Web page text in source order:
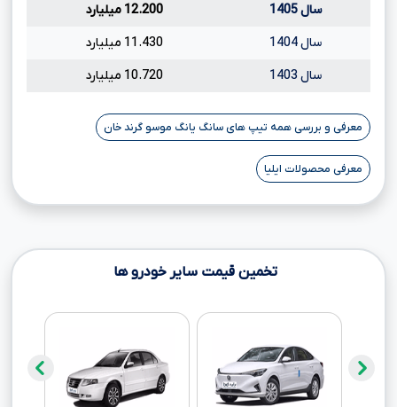
سال 1405
12.200 میلیارد
سال 1404
11.430 میلیارد
سال 1403
10.720 میلیارد
معرفی و بررسی همه تیپ های سانگ یانگ موسو گرند خان
معرفی محصولات ایلیا
تخمین قیمت سایر خودرو ها